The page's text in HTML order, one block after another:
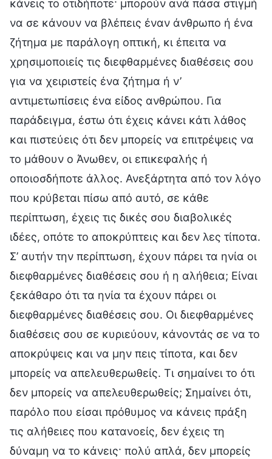
κάνεις το οτιδήποτε· μπορούν ανά πάσα στιγμή
να σε κάνουν να βλέπεις έναν άνθρωπο ή ένα
ζήτημα με παράλογη οπτική, κι έπειτα να
χρησιμοποιείς τις διεφθαρμένες διαθέσεις σου
για να χειριστείς ένα ζήτημα ή ν’
αντιμετωπίσεις ένα είδος ανθρώπου. Για
παράδειγμα, έστω ότι έχεις κάνει κάτι λάθος
και πιστεύεις ότι δεν μπορείς να επιτρέψεις να
το μάθουν ο Άνωθεν, οι επικεφαλής ή
οποιοσδήποτε άλλος. Ανεξάρτητα από τον λόγο
που κρύβεται πίσω από αυτό, σε κάθε
περίπτωση, έχεις τις δικές σου διαβολικές
ιδέες, οπότε το αποκρύπτεις και δεν λες τίποτα.
Σ’ αυτήν την περίπτωση, έχουν πάρει τα ηνία οι
διεφθαρμένες διαθέσεις σου ή η αλήθεια; Είναι
ξεκάθαρο ότι τα ηνία τα έχουν πάρει οι
διεφθαρμένες διαθέσεις σου. Οι διεφθαρμένες
διαθέσεις σου σε κυριεύουν, κάνοντάς σε να το
αποκρύψεις και να μην πεις τίποτα, και δεν
μπορείς να απελευθερωθείς. Τι σημαίνει το ότι
δεν μπορείς να απελευθερωθείς; Σημαίνει ότι,
παρόλο που είσαι πρόθυμος να κάνεις πράξη
τις αλήθειες που κατανοείς, δεν έχεις τη
δύναμη να το κάνεις· πολύ απλά, δεν μπορείς